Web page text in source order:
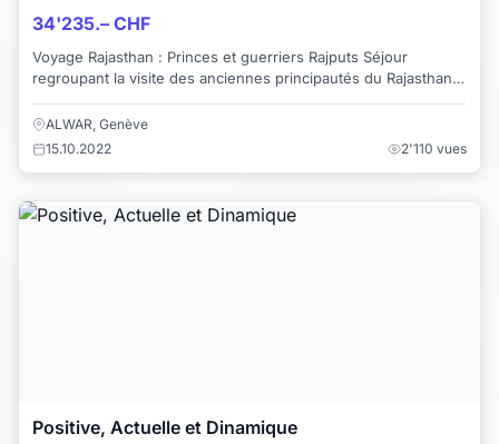
34'235.– CHF
Voyage Rajasthan : Princes et guerriers Rajputs Séjour
regroupant la visite des anciennes principautés du Rajasthan
ALWAR, Genève
15.10.2022
2'110 vues
Positive, Actuelle et Dinamique